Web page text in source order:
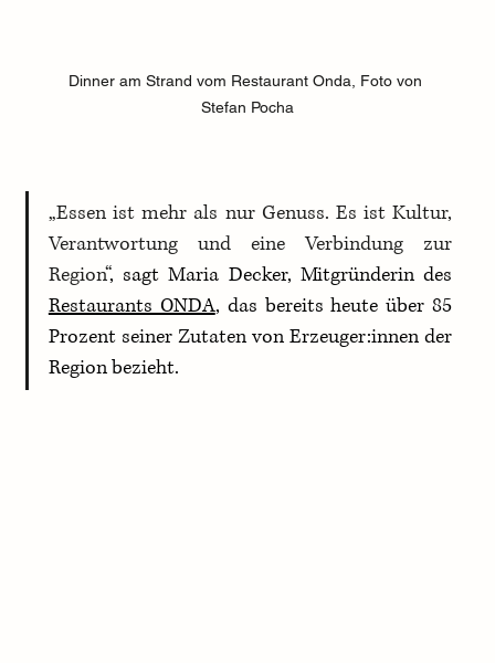
Dinner am Strand vom Restaurant Onda, Foto von
Stefan Pocha
„Essen ist mehr als nur Genuss. Es ist Kultur,
Verantwortung und eine Verbindung zur
Region“
Restaurants ONDA, das bereits heute über 85
Prozent seiner Zutaten von Erzeuger:innen der
Region bezieht.